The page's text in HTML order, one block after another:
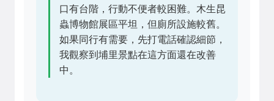
口有台階，行動不便者較困難。木生昆
蟲博物館展區平坦，但廁所設施較舊。
如果同行有需要，先打電話確認細節，
我觀察到埔里景點在這方面還在改善
中。